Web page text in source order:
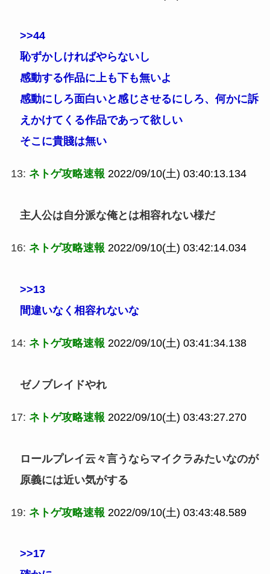
>>44
恥ずかしければやらないし
感動する作品に上も下も無いよ
感動にしろ面白いと感じさせるにしろ、何かに訴
えかけてくる作品であって欲しい
そこに貴賤は無い
13: ネトゲ攻略速報 2022/09/10(土) 03:40:13.134
主人公は自分派な俺とは相容れない様だ
16: ネトゲ攻略速報 2022/09/10(土) 03:42:14.034
>>13
間違いなく相容れないな
14: ネトゲ攻略速報 2022/09/10(土) 03:41:34.138
ゼノブレイドやれ
17: ネトゲ攻略速報 2022/09/10(土) 03:43:27.270
ロールプレイ云々言うならマイクラみたいなのが
原義には近い気がする
19: ネトゲ攻略速報 2022/09/10(土) 03:43:48.589
>>17